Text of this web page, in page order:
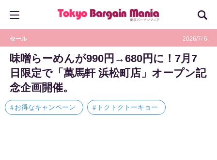
セール 2026/7/ 6
味噌らーめんが990円→680円に！7月7
日限定で「萬馬軒 浜松町店」オープン記
念企画開催。
お得なキャンペーン トクトクトーキョー